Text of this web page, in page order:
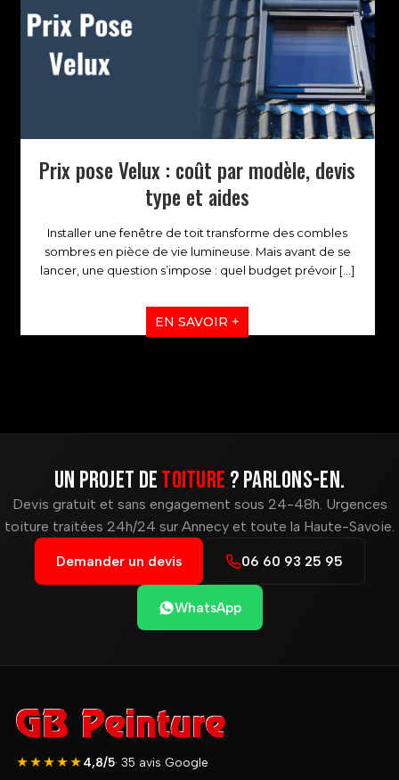
Prix pose Velux : coût par modèle, devis
type et aides
Installer une fenêtre de toit transforme des combles
sombres en pièce de vie lumineuse. Mais avant de se
lancer, une question s’impose : quel budget prévoir […]
EN SAVOIR +
Un projet detoiture ? Parlons-en.
Devis gratuit et sans engagement sous 24-48h. Urgences
toiture traitées 24h/24 sur Annecy et toute la Haute-Savoie.
Demander un devis 06 60 93 25 95
WhatsApp
★★★★★4,8/5· 35 avis Google